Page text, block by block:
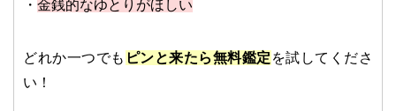
・ 金銭的なゆとりがほしい
どれか一つでも ピンと来たら無料鑑定 を試してくださ
い！